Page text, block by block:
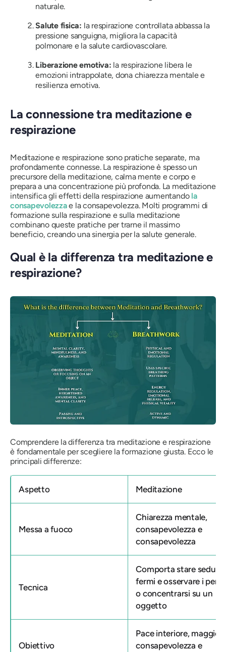
naturale.
Salute fisica: la respirazione controllata abbassa la
pressione sanguigna, migliora la capacità
polmonare e la salute cardiovascolare.
Liberazione emotiva: la respirazione libera le
emozioni intrappolate, dona chiarezza mentale e
resilienza emotiva.
La connessione tra meditazione e
respirazione
Meditazione e respirazione sono pratiche separate, ma
profondamente connesse. La respirazione è spesso un
precursore della meditazione, calma mente e corpo e
prepara a una concentrazione più profonda. La meditazione
intensifica gli effetti della respirazione aumentando la
consapevolezzae la consapevolezza. Molti programmi di
formazione sulla respirazione e sulla meditazione
combinano queste pratiche per trarne il massimo
beneficio, creando una sinergia per la salute generale.
Qual è la differenza tra meditazione e
respirazione?
Comprendere la differenza tra meditazione e respirazione
è fondamentale per scegliere la formazione giusta. Ecco le
principali differenze:
Aspetto Meditazione
Messa a fuoco
Chiarezza mentale,
consapevolezza e
consapevolezza
Tecnica
Comporta stare seduti
fermi e osservare i
o concentrarsi su un
oggetto
Obiettivo
Pace interiore,
consapevolezza e